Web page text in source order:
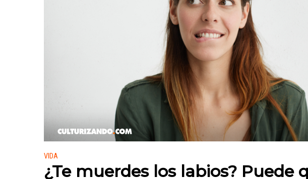
Publicado en:
VIDA
¿Te muerdes los labios? Puede